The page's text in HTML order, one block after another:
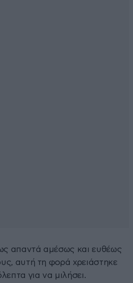
απαντά αμέσως και ευθέως
αυτή τη φορά χρειάστηκε
για να μιλήσει.